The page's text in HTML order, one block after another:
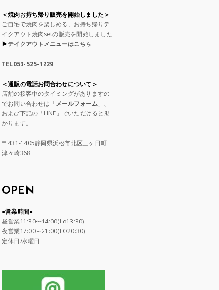
＜焼肉お持ち帰り販売を開始しました＞
ご自宅で焼肉を楽しめる、お持ち帰りテ
イクアウト焼肉setの販売を開始しました
▶︎テイクアウトメニューはこちら
TEL053-525-1229
＜通販の電話お問合わせについて＞
店舗の接客中のタイミングがありますの
でお問い合わせは「メールフォーム」、
および下記の「LINE」でいただけると助
かります。
〒431-1405静岡県浜松市北区三ヶ日町
津々崎368
OPEN
●営業時間●
昼営業11:30〜14:00(Lo13:30)
夜営業17:00～21:00(LO20:30)
定休日/水曜日